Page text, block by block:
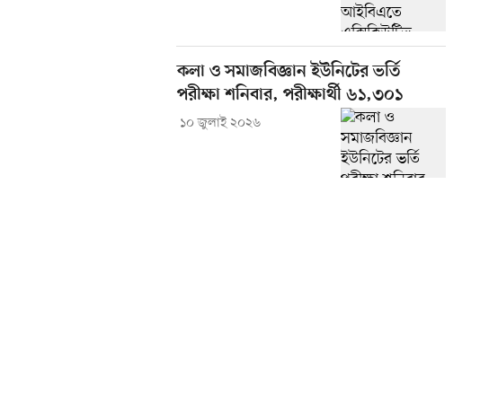
কলা ও সমাজবিজ্ঞান ইউনিটের ভর্তি
পরীক্ষা শনিবার, পরীক্ষার্থী ৬১,৩০১
১০ জুলাই ২০২৬